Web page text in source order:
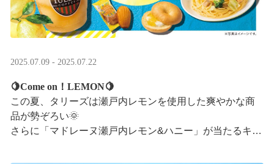
2025.07.09 - 2025.07.22
🍋Come on！LEMON🍋
この夏、タリーズは瀬戸内レモンを使用した爽やかな商
品が勢ぞろい🌞
さらに「マドレーヌ瀬戸内レモン&ハニー」が当たるキャ